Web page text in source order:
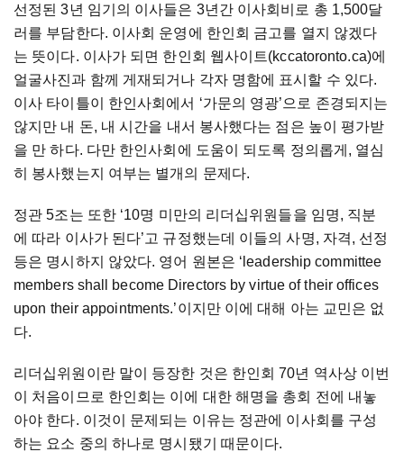
선정된 3년 임기의 이사들은 3년간 이사회비로 총 1,500달
러를 부담한다. 이사회 운영에 한인회 금고를 열지 않겠다
는 뜻이다. 이사가 되면 한인회 웹사이트(kccatoronto.ca)에
얼굴사진과 함께 게재되거나 각자 명함에 표시할 수 있다.
이사 타이틀이 한인사회에서 ‘가문의 영광’으로 존경되지는
않지만 내 돈, 내 시간을 내서 봉사했다는 점은 높이 평가받
을 만 하다. 다만 한인사회에 도움이 되도록 정의롭게, 열심
히 봉사했는지 여부는 별개의 문제다.
정관 5조는 또한 ‘10명 미만의 리더십위원들을 임명, 직분
에 따라 이사가 된다’고 규정했는데 이들의 사명, 자격, 선정
등은 명시하지 않았다. 영어 원본은 ‘leadership committee
members shall become Directors by virtue of their offices
upon their appointments.’이지만 이에 대해 아는 교민은 없
다.
리더십위원이란 말이 등장한 것은 한인회 70년 역사상 이번
이 처음이므로 한인회는 이에 대한 해명을 총회 전에 내놓
아야 한다. 이것이 문제되는 이유는 정관에 이사회를 구성
하는 요소 중의 하나로 명시됐기 때문이다.